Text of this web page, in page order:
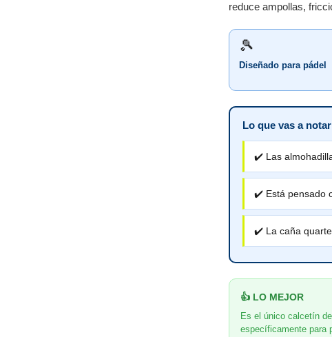
reduce ampollas,
🎾
Diseñado para pádel
Lo que vas a
✔️ Las
✔️ Está pensado
✔️ La caña
👍 LO MEJOR
Es el único calcetín
específicamente para